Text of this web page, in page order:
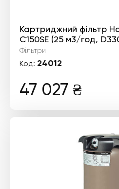
Картриджний фільтр
C150SE (25 м3/год,
Фільтри
Код: 24012
47 027 ₴